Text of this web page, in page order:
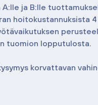
ja B:lle
hoitokustannuksista
tuomion lopputulosta.
korvattavan